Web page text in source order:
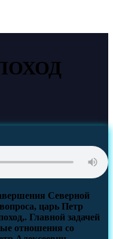
Северной
царь Петр
Главной задачей
отношения со